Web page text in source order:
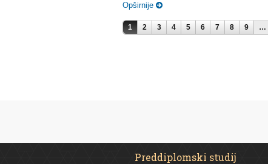
Opširnije
Stranice
1 2 3 4 5 6 7 8 9 …
Preddiplomski studij